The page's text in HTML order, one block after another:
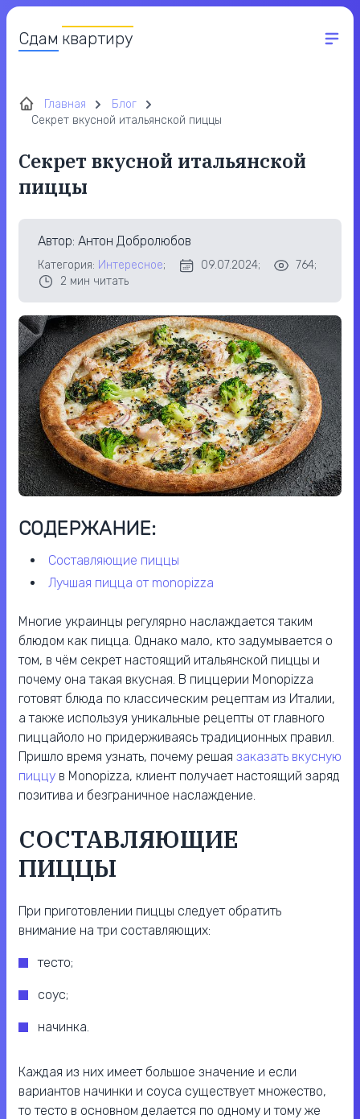
Сдам квартиру
Главная
Блог
Секрет вкусной итальянской пиццы
Секрет вкусной итальянской
пиццы
Автор: Антон Добролюбов
Категория: Интересное; 09.07.2024;
764;
2 мин читать
СОДЕРЖАНИЕ:
составляющие пиццы
лучшая пицца от monopizza
Многие украинцы регулярно наслаждается таким
блюдом как пицца. Однако мало, кто задумывается о
том, в чём секрет настоящий итальянской пиццы и
почему она такая вкусная. В пиццерии Monopizza
готовят блюда по классическим рецептам из Италии,
а также используя уникальные рецепты от главного
пиццайоло но придерживаясь традиционных правил.
Пришло время узнать, почему решая заказать вкусную
пиццу в Monopizza, клиент получает настоящий заряд
позитива и безграничное наслаждение.
СОСТАВЛЯЮЩИЕ
ПИЦЦЫ
При приготовлении пиццы следует обратить
внимание на три составляющих:
тесто;
соус;
начинка.
Каждая из них имеет большое значение и если
вариантов начинки и соуса существует множество,
то тесто в основном делается по одному и тому же